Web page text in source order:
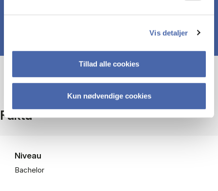
Vis detaljer
Tillad alle cookies
Kun nødvendige cookies
Fakta
Niveau
Bachelor